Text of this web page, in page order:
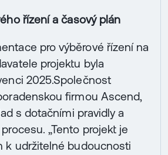
řízení a časový plán
pro výběrové řízení na
projektu byla
2025.Společnost
firmou Ascend,
s dotačními pravidly a
„Tento projekt je
k udržitelné budoucnosti